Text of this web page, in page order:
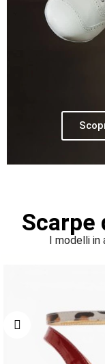
Scarpe
I modelli in